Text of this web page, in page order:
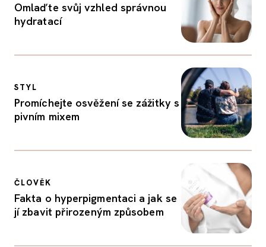
Omlaďte svůj vzhled správnou
hydratací
STYL
Promíchejte osvěžení se zážitky s
pivním mixem
ČLOVĚK
Fakta o hyperpigmentaci a jak se
jí zbavit přirozeným způsobem